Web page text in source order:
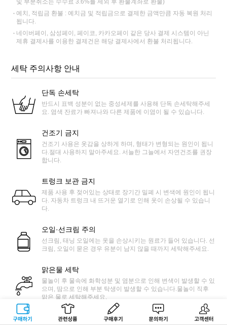
구매하기 관련상품 상품후기 문의하기 고객센터
및 부분취소는 수수료 3.6%를 제외 후 환불계좌로 환불)
예치, 적립금 환불 : 예치금 및 적립금으로 결제한 금액만큼 자동 복원 처리
됩니다.
네이버페이, 삼성페이, 페이코, 카카오페이 같은 당사 결제 시스템이 아닌
제휴 결제사를 이용한 결제건은 해당 결제사에서 환불 처리됩니다.
세탁 주의사항 안내
단독 손세탁
반드시 표백 성분이 없는 중성세제를 사용해 단독 손세탁해주세
요. 염색 잔료가 빠져나와 다른 제품에 이염이 될 수 있습니다.
건조기 금지
건조기 사용은 옷감을 상하게 하며, 형태가 변형되는 원인이 됩니
다.절대 사용하지 말아주세요. 서늘한 그늘에서 자연건조를 권장
합니다.
트렁크 보관 금지
제품 사용 후 젖어있는 상태로 장기간 밀폐 시 변색에 원인이 됩니
다. 자동차 트렁크 내 뜨거운 열기로 인해 옷이 손상될 수 있습니
다.
오일·선크림 주의
선크림, 태닝 오일에는 옷을 손상시키는 원료가 들어 있습니다. 선
크림, 오일이 묻은 경우 유분이 남지 않을 때까지 세탁해주세요.
맑은물 세탁
물놀이 후 물속에 화학성분 및 염분으로 인해 변색이 발생할 수 있
으며, 땀으로 인해 부분 탁생이 발생할 수 있습니다.물놀이 직후
맑은 물로 세탁해주세요.
마찰 주의